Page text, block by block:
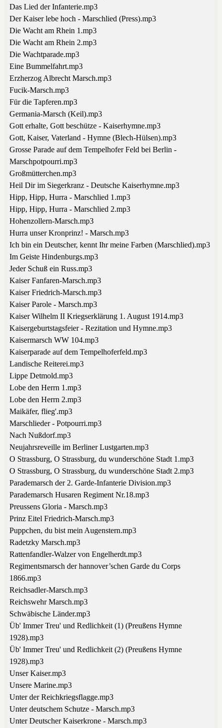
Das Lied der Infanterie.mp3
Der Kaiser lebe hoch - Marschlied (Press).mp3
Die Wacht am Rhein 1.mp3
Die Wacht am Rhein 2.mp3
Die Wachtparade.mp3
Eine Bummelfahrt.mp3
Erzherzog Albrecht Marsch.mp3
Fucik-Marsch.mp3
Für die Tapferen.mp3
Germania-Marsch (Keil).mp3
Gott erhalte, Gott beschütze - Kaiserhymne.mp3
Gott, Kaiser, Vaterland - Hymne (Blech-Hülsen).mp3
Grosse Parade auf dem Tempelhofer Feld bei Berlin -
Marschpotpourri.mp3
Großmütterchen.mp3
Heil Dir im Siegerkranz - Deutsche Kaiserhymne.mp3
Hipp, Hipp, Hurra - Marschlied 1.mp3
Hipp, Hipp, Hurra - Marschlied 2.mp3
Hohenzollern-Marsch.mp3
Hurra unser Kronprinz! - Marsch.mp3
Ich bin ein Deutscher, kennt Ihr meine Farben (Marschlied).mp3
Im Geiste Hindenburgs.mp3
Jeder Schuß ein Russ.mp3
Kaiser Fanfaren-Marsch.mp3
Kaiser Friedrich-Marsch.mp3
Kaiser Parole - Marsch.mp3
Kaiser Wilhelm II Kriegserklärung 1. August 1914.mp3
Kaisergeburtstagsfeier - Rezitation und Hymne.mp3
Kaisermarsch WW 104.mp3
Kaiserparade auf dem Tempelhoferfeld.mp3
Landische Reiterei.mp3
Lippe Detmold.mp3
Lobe den Herrn 1.mp3
Lobe den Herrn 2.mp3
Maikäfer, flieg'.mp3
Marschlieder - Potpourri.mp3
Nach Nußdorf.mp3
Neujahrsreveille im Berliner Lustgarten.mp3
O Strassburg, O Strassburg, du wunderschöne Stadt 1.mp3
O Strassburg, O Strassburg, du wunderschöne Stadt 2.mp3
Parademarsch der 2. Garde-Infanterie Division.mp3
Parademarsch Husaren Regiment Nr.18.mp3
Preussens Gloria - Marsch.mp3
Prinz Eitel Friedrich-Marsch.mp3
Puppchen, du bist mein Augenstern.mp3
Radetzky Marsch.mp3
Rattenfandler-Walzer von Engelherdt.mp3
Regimentsmarsch der hannover’schen Garde du Corps
1866.mp3
Reichsadler-Marsch.mp3
Reichswehr Marsch.mp3
Schwäbische Länder.mp3
Üb' Immer Treu' und Redlichkeit (1) (Preußens Hymne
1928).mp3
Üb' Immer Treu' und Redlichkeit (2) (Preußens Hymne
1928).mp3
Unser Kaiser.mp3
Unsere Marine.mp3
Unter der Reichkriegsflagge.mp3
Unter deutschem Schutze - Marsch.mp3
Unter Deutscher Kaiserkrone - Marsch.mp3